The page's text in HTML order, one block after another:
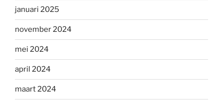
januari 2025
november 2024
mei 2024
april 2024
maart 2024